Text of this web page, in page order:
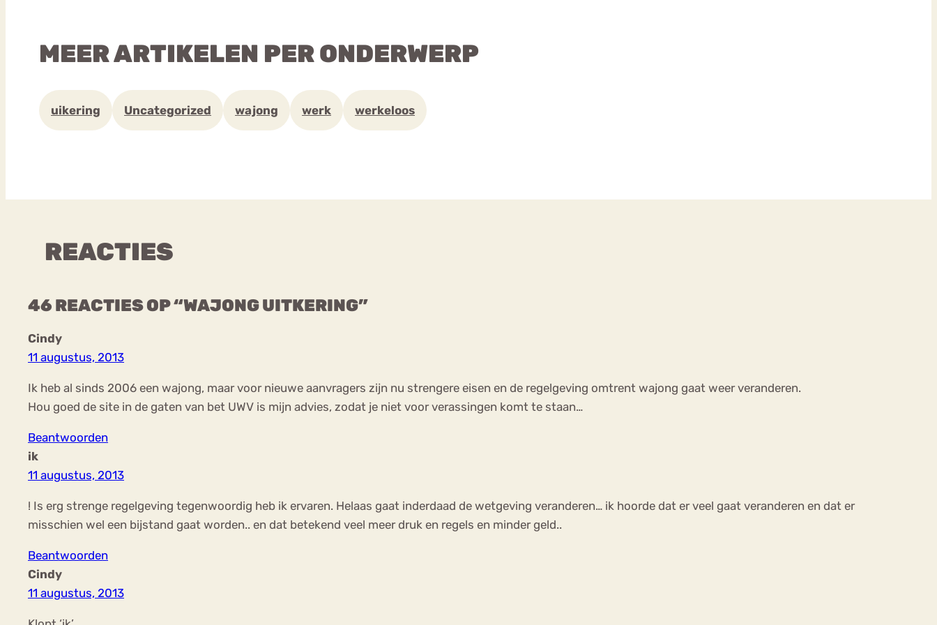
MEER ARTIKELEN PER ONDERWERP
uikering Uncategorized wajong werk werkeloos
REACTIES
46 REACTIES OP “WAJONG UITKERING”
Cindy
11 augustus, 2013
Ik heb al sinds 2006 een wajong, maar voor nieuwe aanvragers zijn nu strengere eisen en de regelgeving omtrent wajong gaat weer veranderen.
Hou goed de site in de gaten van bet UWV is mijn advies, zodat je niet voor verassingen komt te staan…
Beantwoorden
ik
11 augustus, 2013
! Is erg strenge regelgeving tegenwoordig heb ik ervaren. Helaas gaat inderdaad de wetgeving veranderen… ik hoorde dat er veel gaat veranderen en dat er
misschien wel een bijstand gaat worden.. en dat betekend veel meer druk en regels en minder geld..
Beantwoorden
Cindy
11 augustus, 2013